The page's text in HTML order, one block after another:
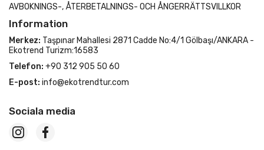
AVBOKNINGS-, ÅTERBETALNINGS- OCH ÅNGERRÄTTSVILLKOR
Information
Merkez: Taşpınar Mahallesi 2871 Cadde No:4/1 Gölbaşı/ANKARA -
Ekotrend Turizm:16583
Telefon: +90 312 905 50 60
E-post: info@ekotrendtur.com
Sociala media